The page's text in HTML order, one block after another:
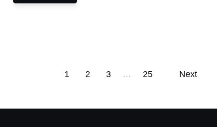
1 2 3 … 25 Next